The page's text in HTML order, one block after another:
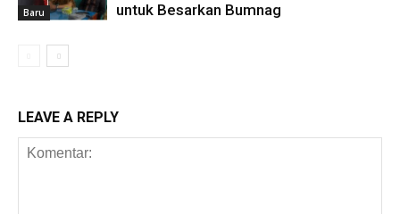
Baru
untuk Besarkan Bumnag
LEAVE A REPLY